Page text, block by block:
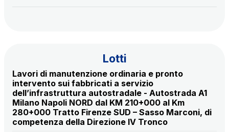
Società Autostrada Tirrenica p.A.
Network Km: 55
Concession expiring in 2028
Lotti
Lavori di manutenzione ordinaria e pronto
intervento sui fabbricati a servizio
dell’infrastruttura autostradale - Autostrada A1
Milano Napoli NORD dal KM 210+000 al Km
280+000 Tratto Firenze SUD – Sasso Marconi, di
competenza della Direzione IV Tronco